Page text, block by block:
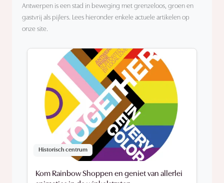
Antwerpen is een stad in beweging met grenzeloos, groen en
gastvrij als pijlers. Lees hieronder enkele actuele artikelen op
onze site.
Historisch centrum
Kom Rainbow Shoppen en geniet van allerlei